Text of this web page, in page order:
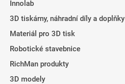
Innolab
3D tiskárny, náhradní díly a doplňky
Materiál pro 3D tisk
Robotické stavebnice
RichMan produkty
3D modely